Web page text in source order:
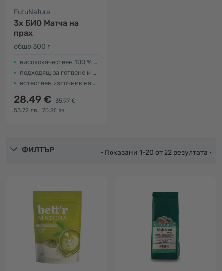
FutuNatura
3x БИО Матча на
прах
общо 300 г
висококачествен 100 % натурален чай
подходящ за готвене и приготвяне на храна
естествен източник на витамин С
28.49 €
35.97 €
55.72 лв.
70.35 лв.
ФИЛТЪР • Показани 1-20 от 22 резултата •